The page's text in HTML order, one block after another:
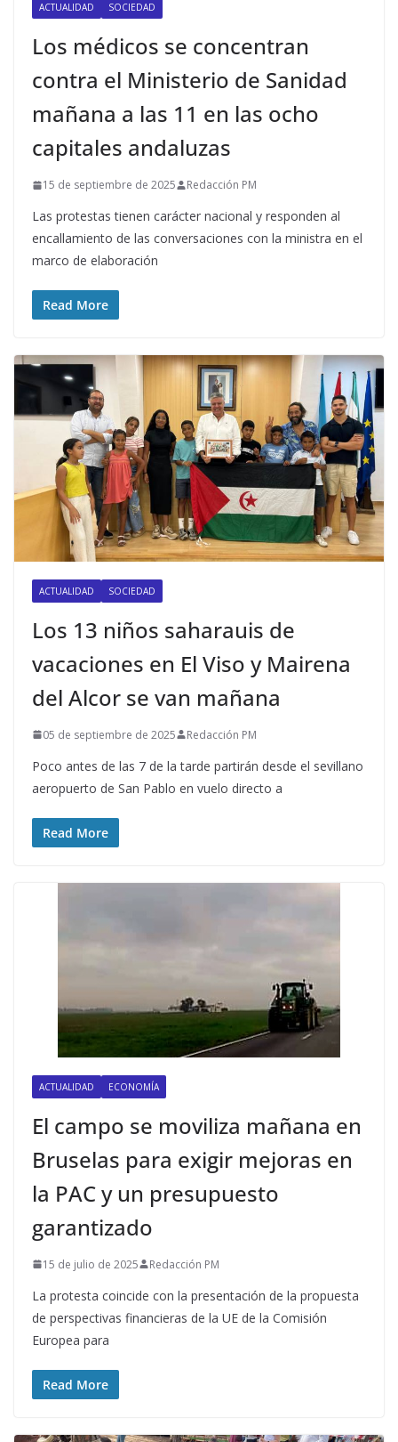
ACTUALIDAD SOCIEDAD
Los médicos se concentran
contra el Ministerio de Sanidad
mañana a las 11 en las ocho
capitales andaluzas
15 de septiembre de 2025 Redacción PM
Las protestas tienen carácter nacional y responden al
encallamiento de las conversaciones con la ministra en el
marco de elaboración
Read More
ACTUALIDAD SOCIEDAD
Los 13 niños saharauis de
vacaciones en El Viso y Mairena
del Alcor se van mañana
05 de septiembre de 2025 Redacción PM
Poco antes de las 7 de la tarde partirán desde el sevillano
aeropuerto de San Pablo en vuelo directo a
Read More
ACTUALIDAD ECONOMÍA
El campo se moviliza mañana en
Bruselas para exigir mejoras en
la PAC y un presupuesto
garantizado
15 de julio de 2025 Redacción PM
La protesta coincide con la presentación de la propuesta
de perspectivas financieras de la UE de la Comisión
Europea para
Read More